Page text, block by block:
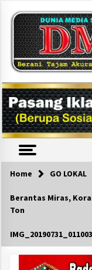
content
Home GO LOKAL
Berantas Miras,
Ton
IMG_20190731_011003